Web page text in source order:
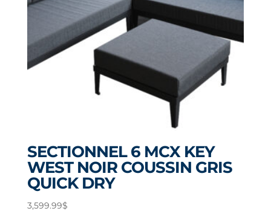
SECTIONNEL 6 MCX KEY
WEST NOIR COUSSIN GRIS
QUICK DRY
3,599.99$